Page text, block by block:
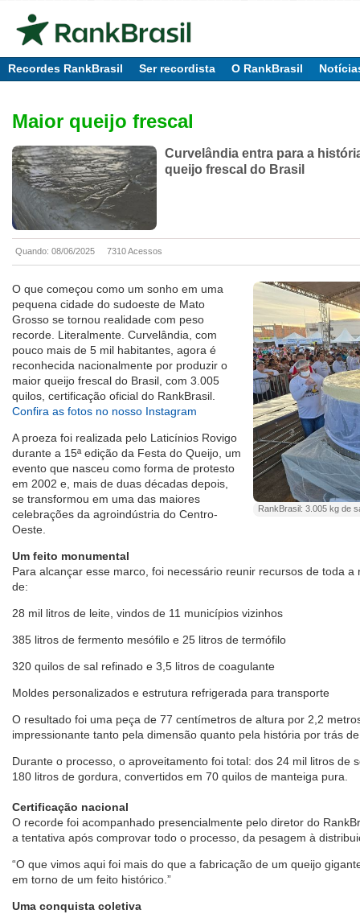
Recordes RankBrasil Ser recordista O RankBrasil
Maior queijo frescal
Curvelândia entra para a
queijo frescal do Brasil
Quando: 08/06/2025 7310 Acessos
RankBrasil: 3.005 kg de
O que começou como um sonho em uma
pequena cidade do sudoeste de Mato
Grosso se tornou realidade com peso
recorde. Literalmente. Curvelândia, com
pouco mais de 5 mil habitantes, agora é
reconhecida nacionalmente por produzir o
maior queijo frescal do Brasil, com 3.005
quilos, certificação oficial do RankBrasil.
Confira as fotos no nosso Instagram
A proeza foi realizada pelo Laticínios Rovigo
durante a 15ª edição da Festa do Queijo, um
evento que nasceu como forma de protesto
em 2002 e, mais de duas décadas depois,
se transformou em uma das maiores
celebrações da agroindústria do Centro-
Oeste.
Um feito monumental
Para alcançar esse marco, foi necessário reunir recursos de toda
de:
28 mil litros de leite, vindos de 11 municípios vizinhos
385 litros de fermento mesófilo e 25 litros de termófilo
320 quilos de sal refinado e 3,5 litros de coagulante
Moldes personalizados e estrutura refrigerada para transporte
O resultado foi uma peça de 77 centímetros de altura por 2,2
impressionante tanto pela dimensão quanto pela história por trás
Durante o processo, o aproveitamento foi total: dos 24 mil litros de
180 litros de gordura, convertidos em 70 quilos de manteiga pura.
Certificação nacional
O recorde foi acompanhado presencialmente pelo diretor do
a tentativa após comprovar todo o processo, da pesagem à
“O que vimos aqui foi mais do que a fabricação de um queijo
em torno de um feito histórico.”
Uma conquista coletiva